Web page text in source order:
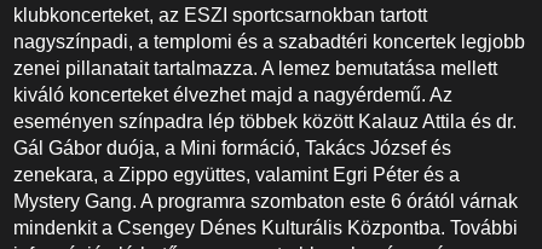
klubkoncerteket, az ESZI sportcsarnokban tartott
nagyszínpadi, a templomi és a szabadtéri koncertek legjobb
zenei pillanatait tartalmazza. A lemez bemutatása mellett
kiváló koncerteket élvezhet majd a nagyérdemű. Az
eseményen színpadra lép többek között Kalauz Attila és dr.
Gál Gábor duója, a Mini formáció, Takács József és
zenekara, a Zippo együttes, valamint Egri Péter és a
Mystery Gang. A programra szombaton este 6 órától várnak
mindenkit a Csengey Dénes Kulturális Központba. További